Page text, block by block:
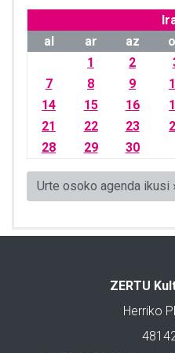
al
ar az
1
2
7
8 9
14
15 16
21
22 23
28
29 30
Urte osoko agenda ikusi
ZERTU
Herriko